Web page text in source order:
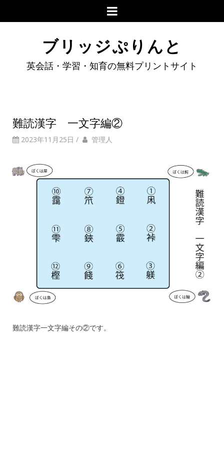
ブリッジぷりんと
英会話・学習・知育の無料プリントサイト
難読漢字 一文字編②
2023年11月25日 / 管理人
難読漢字一文字編その②です。